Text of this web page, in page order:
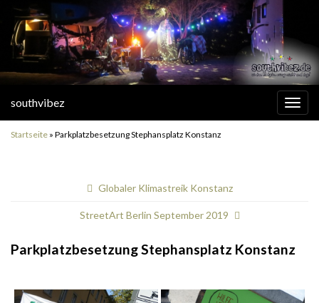
southvibez
Startseite » Parkplatzbesetzung Stephansplatz Konstanz
Globaler Klimastreik Konstanz
StreetArt Berlin September 2019
Parkplatzbesetzung Stephansplatz Konstanz